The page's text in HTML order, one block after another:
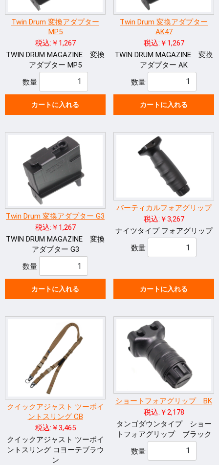
Twin Drum 変換アダプター
MP5
税込:￥1,267
TWIN DRUM MAGAZINE 変換
アダプター MP5
数量
カートに入れる
Twin Drum 変換アダプター
AK47
税込:￥1,267
TWIN DRUM MAGAZINE 変換
アダプター AK
数量
カートに入れる
Twin Drum 変換アダプター G3
税込:￥1,267
TWIN DRUM MAGAZINE 変換
アダプター G3
数量
カートに入れる
バーティカルフォアグリップ
税込:￥3,267
ナイツタイプ フォアグリップ
数量
カートに入れる
クイックアジャスト ツーポイ
ントスリング CB
税込:￥3,465
クイックアジャスト ツーポイ
ントスリング コヨーテブラウ
ン
ショートフォアグリップ BK
税込:￥2,178
タンゴダウンタイプ ショー
トフォアグリップ ブラック
数量